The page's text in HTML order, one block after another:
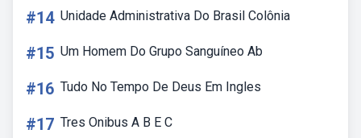
#14 Unidade Administrativa Do Brasil Colônia
#15 Um Homem Do Grupo Sanguíneo Ab
#16 Tudo No Tempo De Deus Em Ingles
#17 Tres Onibus A B E C